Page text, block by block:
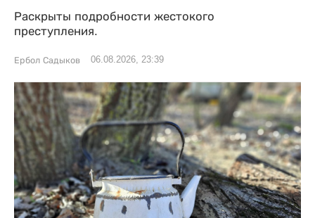
Раскрыты подробности жестокого
преступления.
Ербол Садыков 06.08.2026, 23:39